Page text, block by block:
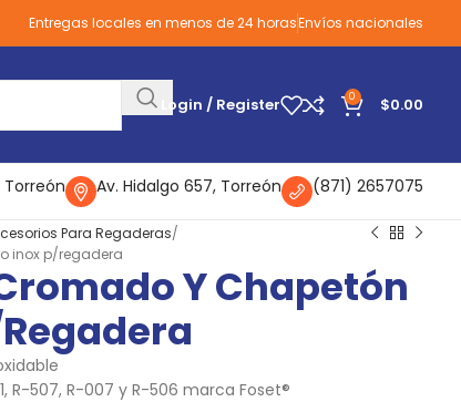
Entregas locales en menos de 24 horasEnvíos nacionales
Login / Register 0 $0.00
Torreón Av. Hidalgo 657, Torreón (871) 2657075
Para Regaderas
inox p/regadera
Y Chapetón
regadera
R-507, R-007 y R-506 marca Foset®